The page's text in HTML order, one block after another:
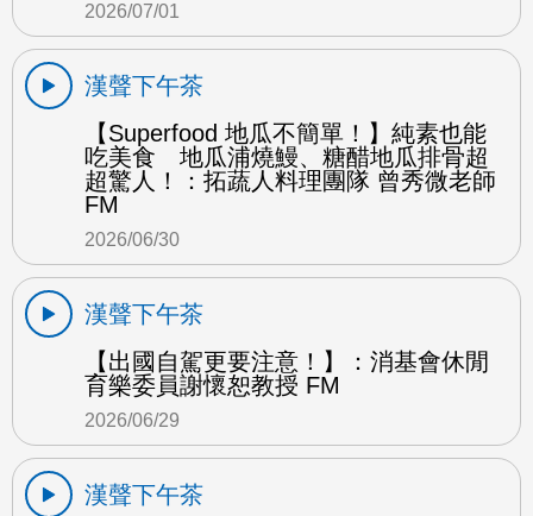
2026/07/01
漢聲下午茶
【Superfood 地瓜不簡單！】純素也能
吃美食 地瓜浦燒鰻、糖醋地瓜排骨超
超驚人！：拓蔬人料理團隊 曾秀微老師
FM
2026/06/30
漢聲下午茶
【出國自駕更要注意！】：消基會休閒
育樂委員謝懷恕教授 FM
2026/06/29
漢聲下午茶